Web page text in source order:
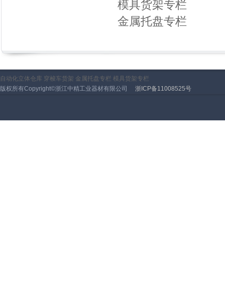
模具货架专栏
金属托盘专栏
自动化立体仓库 穿梭车货架 金属托盘专栏 模具货架专栏
版权所有Copyright©浙江中精工业器材有限公司
浙ICP备11008525号